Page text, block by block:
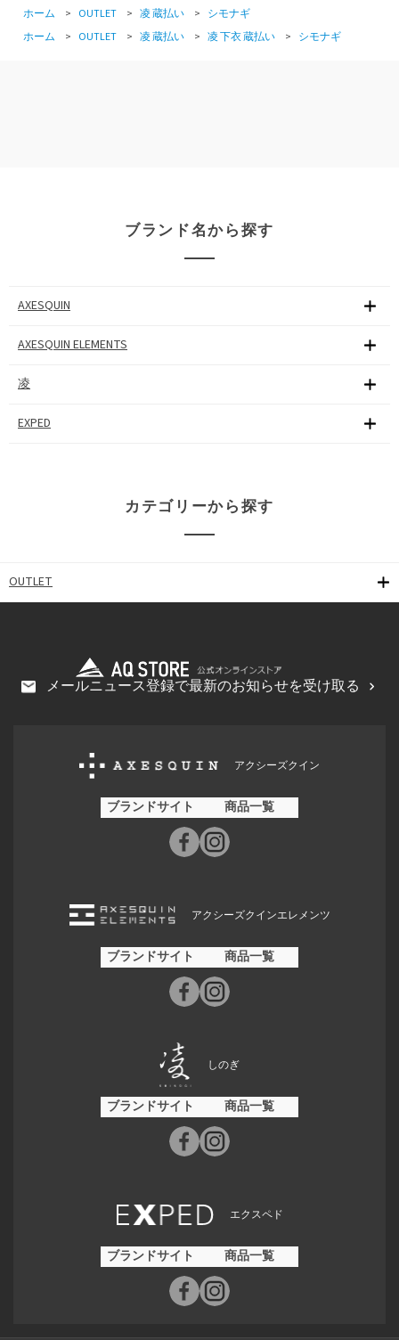
ホーム
> OUTLET > 凌 蔵払い > シモナギ
ホーム
> OUTLET > 凌 蔵払い > 凌 下衣 蔵払い > シモナギ
ブランド名から探す
AXESQUIN
AXESQUIN ELEMENTS
凌
EXPED
カテゴリーから探す
OUTLET
メールニュース登録で最新のお知らせを受け取る
アクシーズクイン
ブランドサイト 商品一覧
アクシーズクインエレメンツ
ブランドサイト 商品一覧
しのぎ
ブランドサイト 商品一覧
エクスペド
ブランドサイト 商品一覧